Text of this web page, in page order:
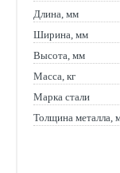
Длина, мм
Ширина, мм
Высота, мм
Масса, кг
Марка стали
Толщина металла,